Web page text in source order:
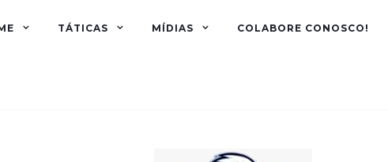
TÁTICAS MÍDIAS COLABORE CONOSCO!